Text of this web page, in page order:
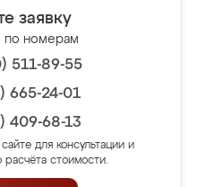
заявку
по номерам
511-89-55
665-24-01
409-68-13
для консультации и
расчёта стоимости.